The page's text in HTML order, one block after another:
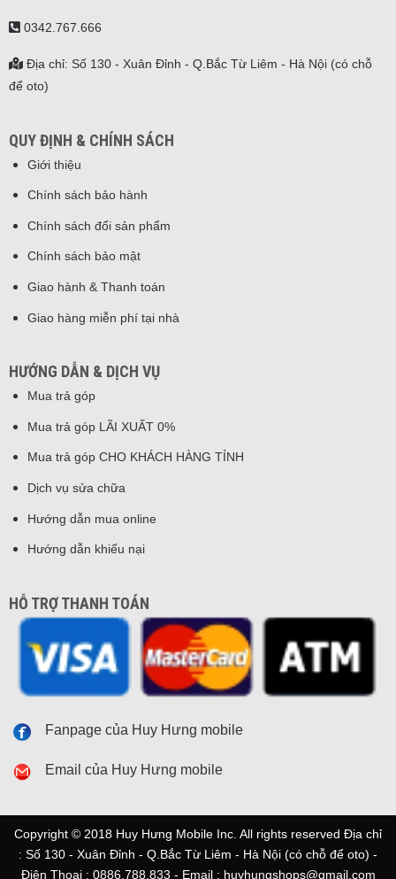
0342.767.666
Địa chỉ: Số 130 - Xuân Đỉnh - Q.Bắc Từ Liêm - Hà Nội (có chỗ
để oto)
QUY ĐỊNH & CHÍNH SÁCH
Giới thiệu
Chính sách bảo hành
Chính sách đổi sản phẩm
Chính sách bảo mật
Giao hành & Thanh toán
Giao hàng miễn phí tại nhà
HƯỚNG DẪN & DỊCH VỤ
Mua trả góp
Mua trả góp LÃI XUẤT 0%
Mua trả góp CHO KHÁCH HÀNG TỈNH
Dịch vụ sửa chữa
Hướng dẫn mua online
Hướng dẫn khiếu nại
HỖ TRỢ THANH TOÁN
Fanpage của Huy Hưng mobile
Email của Huy Hưng mobile
Copyright © 2018 Huy Hưng Mobile Inc. All rights reserved Địa chỉ
: Số 130 - Xuân Đỉnh - Q.Bắc Từ Liêm - Hà Nội (có chỗ để oto) -
Điện Thoại : 0886.788.833 - Email : huyhungshops@gmail.com